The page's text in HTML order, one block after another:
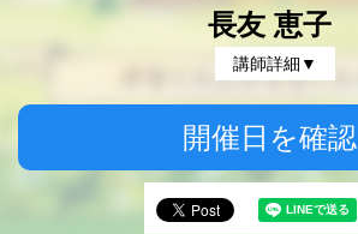
長友 恵子
講師詳細▼
開催日を確認